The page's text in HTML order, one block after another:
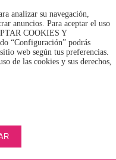
animales dentro de los
para invidentes. Sólo se
la bodega del vehículo y
y según lo regular el
TEISA será:
BANYOLES, LÍNEA
- Sólo se aceptarán
está permitido entrar
un máximo de 2
analizar su navegación,
anuncios. Para aceptar el uso
COOKIES Y
“Configuración” podrás
web según tus preferencias.
de las cookies y sus derechos,